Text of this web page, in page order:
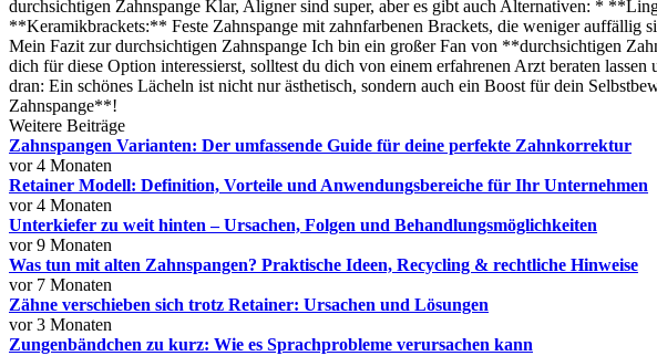
durchsichtigen Zahnspange Klar, Aligner sind super, aber es gibt auch Alternativen: *
**Keramikbrackets:** Feste Zahnspange mit zahnfarbenen Brackets, die weniger
Mein Fazit zur durchsichtigen Zahnspange Ich bin ein großer Fan von **durchsichtigen
dich für diese Option interessierst, solltest du dich von einem erfahrenen Arzt beraten
dran: Ein schönes Lächeln ist nicht nur ästhetisch, sondern auch ein Boost für dein
Zahnspange**!
Weitere Beiträge
Zahnspangen Varianten: Der umfassende Guide für deine perfekte Zahnkorrektur
vor 4 Monaten
Retainer Modell: Definition, Vorteile und Anwendungsbereiche für Ihr Unternehmen
vor 4 Monaten
Unterkiefer zu weit hinten – Ursachen, Folgen und Behandlungsmöglichkeiten
vor 9 Monaten
Was tun mit alten Zahnspangen? Praktische Ideen, Recycling & rechtliche Hinweise
vor 7 Monaten
Zähne verschieben sich trotz Retainer: Ursachen und Lösungen
vor 3 Monaten
Zungenbändchen zu kurz: Wie es Sprachprobleme verursachen kann